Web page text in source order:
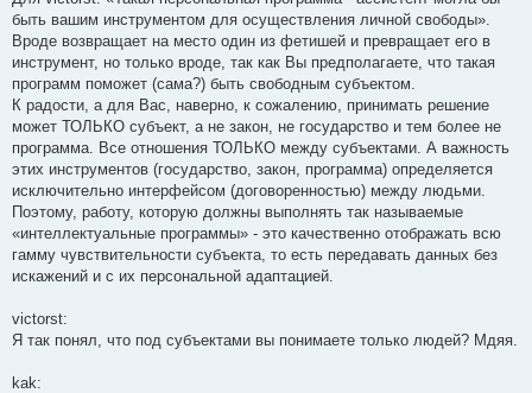
быть вашим инструментом для осуществления личной свободы».
Вроде возвращает на место один из фетишей и превращает его в
инструмент, но только вроде, так как Вы предполагаете, что такая
программ поможет (сама?) быть свободным субъектом.
К радости, а для Вас, наверно, к сожалению, принимать решение
может ТОЛЬКО субъект, а не закон, не государство и тем более не
программа. Все отношения ТОЛЬКО между субъектами. А важность
этих инструментов (государство, закон, программа) определяется
исключительно интерфейсом (договоренностью) между людьми.
Поэтому, работу, которую должны выполнять так называемые
«интеллектуальные программы» - это качественно отображать всю
гамму чувствительности субъекта, то есть передавать данных без
искажений и с их персональной адаптацией.
victorst:
Я так понял, что под субъектами вы понимаете только людей? Мдяя.
kak: